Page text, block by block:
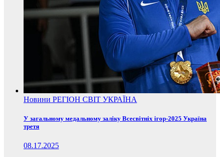
Новини РЕГІОН СВІТ УКРАЇНА
У загальному медальному заліку Всесвітніх ігор-2025 Україна
третя
08.17.2025